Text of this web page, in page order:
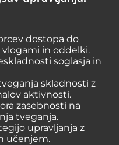
dostopa do
in oddelki.
soglasja in
skladnosti z
aktivnosti.
zasebnosti na
tveganja.
upravljanja z
učenjem.